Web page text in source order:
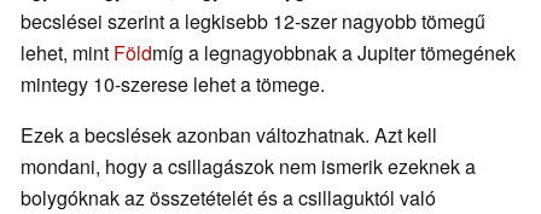
becslései szerint a legkisebb 12-szer nagyobb tömegű
lehet, mint Földmíg a legnagyobbnak a Jupiter tömegének
mintegy 10-szerese lehet a tömege.
Ezek a becslések azonban változhatnak. Azt kell
mondani, hogy a csillagászok nem ismerik ezeknek a
bolygóknak az összetételét és a csillaguktól való